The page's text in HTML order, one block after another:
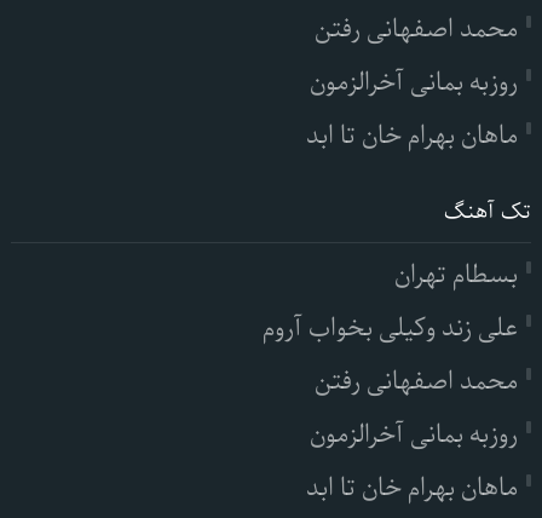
محمد اصفهانی رفتن
روزبه بمانی آخرالزمون
ماهان بهرام خان تا ابد
تک آهنگ
بسطام تهران
علی زند وکیلی بخواب آروم
محمد اصفهانی رفتن
روزبه بمانی آخرالزمون
ماهان بهرام خان تا ابد